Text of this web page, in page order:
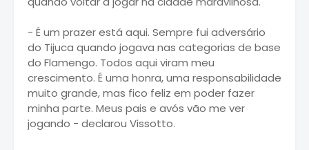
- É um prazer está aqui. Sempre fui adversário
do Tijuca quando jogava nas categorias de base
do Flamengo. Todos aqui viram meu
crescimento. É uma honra, uma responsabilidade
muito grande, mas fico feliz em poder fazer
minha parte. Meus pais e avós vão me ver
jogando - declarou Vissotto.